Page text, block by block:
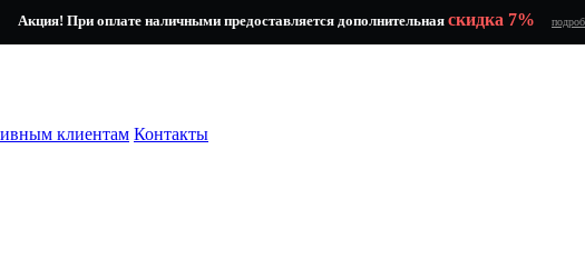
Акция! При оплате наличными предоставляется дополнительная скидка 7%
клиентам Контакты